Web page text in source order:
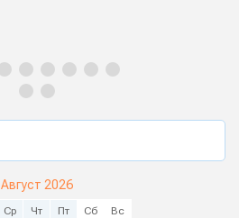
Август 2026
Ср Чт Пт Сб Вс